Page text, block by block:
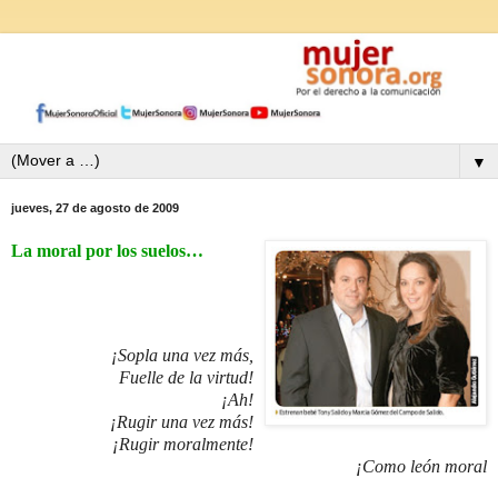
▼
jueves, 27 de agosto de 2009
La moral por los suelos…
¡Sopla una vez más,
Fuelle de la virtud!
¡Ah!
¡Rugir una vez más!
¡Rugir moralmente!
¡Como león moral